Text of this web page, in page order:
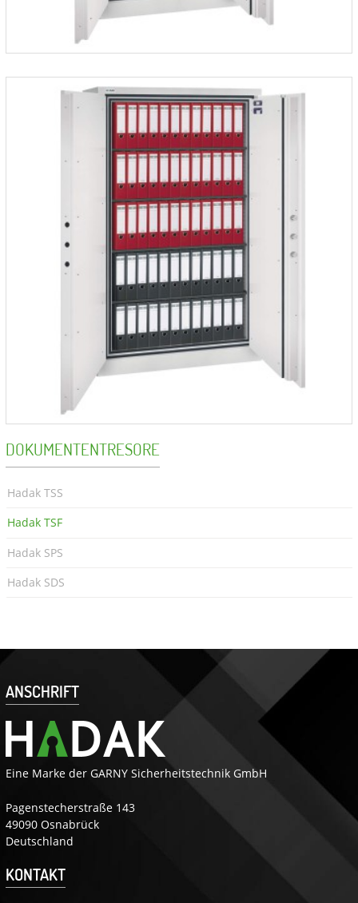
DOKUMENTENTRESORE
Hadak TSS
Hadak TSF
Hadak SPS
Hadak SDS
ANSCHRIFT
Eine Marke der GARNY Sicherheitstechnik GmbH
Pagenstecherstraße 143
49090 Osnabrück
Deutschland
KONTAKT